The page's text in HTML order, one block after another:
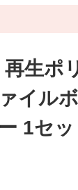
生ポ
イル
1セ